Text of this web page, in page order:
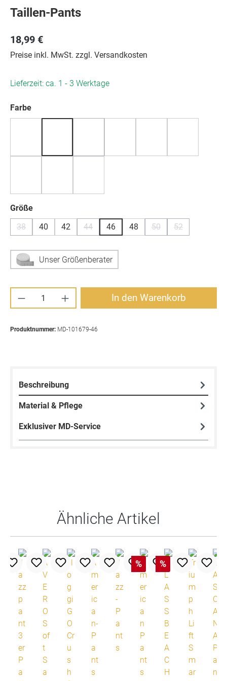
Taillen-Pants
18,99 €
Preise inkl. MwSt. zzgl. Versandkosten
Lieferzeit: ca. 1 - 3 Werktage
Farbeauswählen
Größeauswählen
38
(Diese Option ist zurzeit nicht verfügbar.)
40 42 44
(Diese Option ist zurzeit nicht verfügbar.)
46 48 50 52
Unser Größenberater
Produkt Anzahl: Gib den gewünschten
In den Warenkorb
Produktnummer: MD-101679-46
Beschreibung
Material & Pflege
Exklusiver MD-Service
Ähnliche Artikel
% %